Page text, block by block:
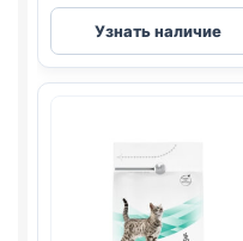
Pro
Plan
Vet
350г
Узнать наличие